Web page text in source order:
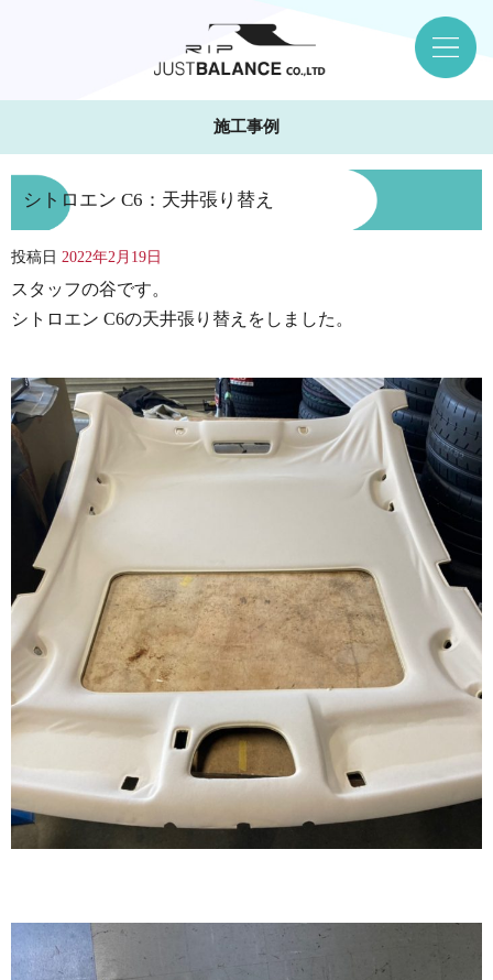
施工事例
シトロエン C6：天井張り替え
投稿日 2022年2月19日
スタッフの谷です。
シトロエン C6の天井張り替えをしました。